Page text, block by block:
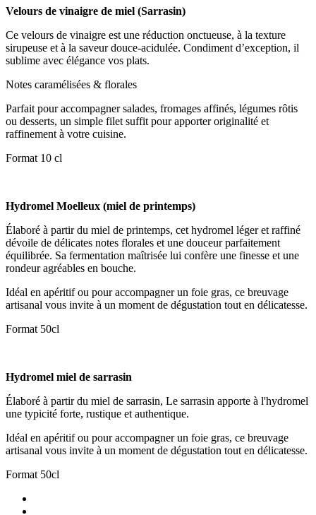
Velours de vinaigre de miel (Sarrasin)
Ce velours de vinaigre est une réduction onctueuse, à la texture
sirupeuse et à la saveur douce-acidulée. Condiment d’exception, il
sublime avec élégance vos plats.
Notes caramélisées & florales
Parfait pour accompagner salades, fromages affinés, légumes rôtis
ou desserts, un simple filet suffit pour apporter originalité et
raffinement à votre cuisine.
Format 10 cl
Hydromel Moelleux (miel de printemps)
Élaboré à partir du miel de printemps, cet hydromel léger et raffiné
dévoile de délicates notes florales et une douceur parfaitement
équilibrée. Sa fermentation maîtrisée lui confère une finesse et une
rondeur agréables en bouche.
Idéal en apéritif ou pour accompagner un foie gras, ce breuvage
artisanal vous invite à un moment de dégustation tout en délicatesse.
Format 50cl
Hydromel miel de sarrasin
Élaboré à partir du miel de sarrasin, Le sarrasin apporte à l'hydromel
une typicité forte, rustique et authentique.
Idéal en apéritif ou pour accompagner un foie gras, ce breuvage
artisanal vous invite à un moment de dégustation tout en délicatesse.
Format 50cl